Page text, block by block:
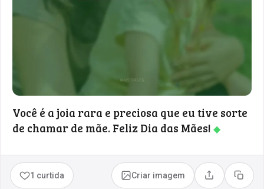
Você é a joia rara e preciosa que eu tive sorte
de chamar de mãe. Feliz Dia das Mães! ◆
1 curtida Criar imagem Compartilhar
Copiar